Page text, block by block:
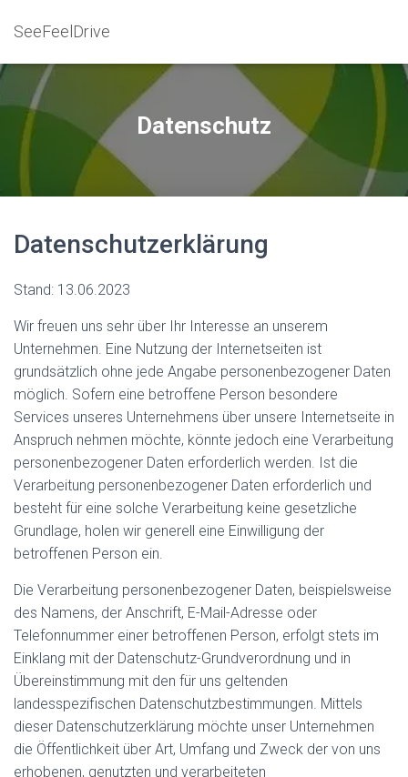
SeeFeelDrive
Datenschutz
Datenschutzerklärung
Stand: 13.06.2023
Wir freuen uns sehr über Ihr Interesse an unserem
Unternehmen. Eine Nutzung der Internetseiten ist
grundsätzlich ohne jede Angabe personenbezogener Daten
möglich. Sofern eine betroffene Person besondere
Services unseres Unternehmens über unsere Internetseite in
Anspruch nehmen möchte, könnte jedoch eine Verarbeitung
personenbezogener Daten erforderlich werden. Ist die
Verarbeitung personenbezogener Daten erforderlich und
besteht für eine solche Verarbeitung keine gesetzliche
Grundlage, holen wir generell eine Einwilligung der
betroffenen Person ein.
Die Verarbeitung personenbezogener Daten, beispielsweise
des Namens, der Anschrift, E-Mail-Adresse oder
Telefonnummer einer betroffenen Person, erfolgt stets im
Einklang mit der Datenschutz-Grundverordnung und in
Übereinstimmung mit den für uns geltenden
landesspezifischen Datenschutzbestimmungen. Mittels
dieser Datenschutzerklärung möchte unser Unternehmen
die Öffentlichkeit über Art, Umfang und Zweck der von uns
erhobenen, genutzten und verarbeiteten